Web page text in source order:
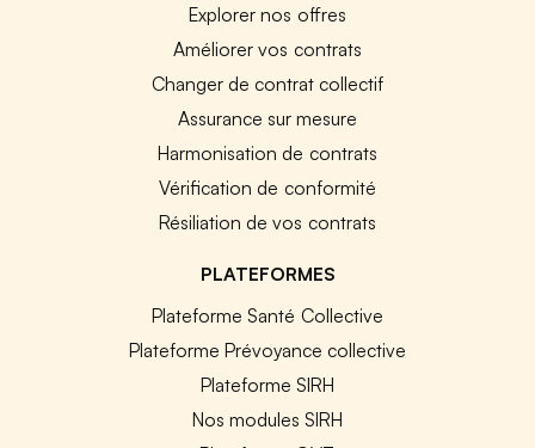
Explorer nos offres
Améliorer vos contrats
Changer de contrat collectif
Assurance sur mesure
Harmonisation de contrats
Vérification de conformité
Résiliation de vos contrats
PLATEFORMES
Plateforme Santé Collective
Plateforme Prévoyance collective
Plateforme SIRH
Nos modules SIRH